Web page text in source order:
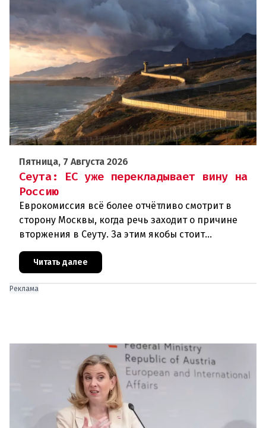
Пятница, 7 Августа 2026
Сеута: ЕС уже перекладывает вину на
Россию
Еврокомиссия всё более отчётливо смотрит в
сторону Москвы, когда речь заходит о причине
вторжения в Сеуту. За этим якобы стоит
дней около 72 000 человек п
Читать далее
Реклама